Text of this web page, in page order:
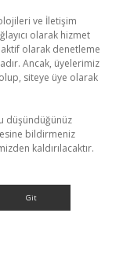
ve İletişim
olarak hizmet
olarak denetleme
Ancak, üyelerimiz
siteye üye olarak
düşündüğünüz
bildirmeniz
kaldırılacaktır.